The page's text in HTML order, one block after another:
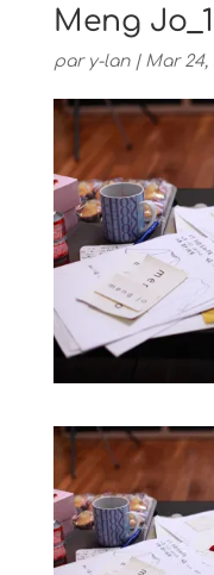
Meng
par y-lan| Mar 24,